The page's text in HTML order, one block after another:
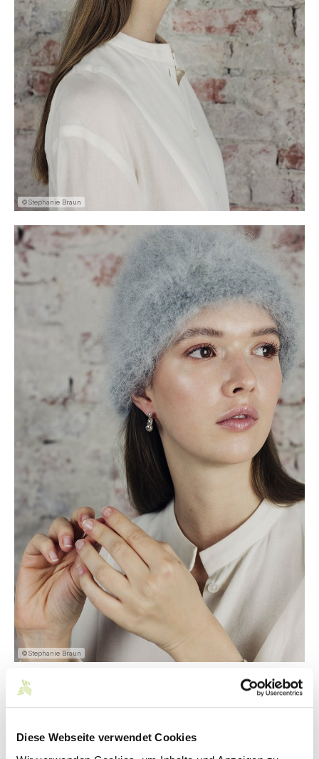
Diese Webseite verwendet Cookies
©Stephanie Braun
©Stephanie Braun